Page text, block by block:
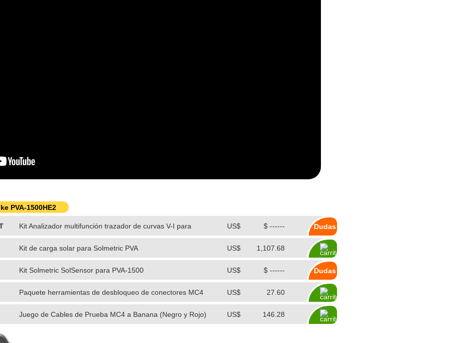
PVA-1500HE2
Kit Analizador multifunción trazador de curvas V-I para
US$ $ ------ Dudas
Kit de carga solar para Solmetric PVA US$ 1,107.68
Kit Solmetric SolSensor para PVA-1500 US$ $ ------ Dudas
Paquete herramientas de desbloqueo de conectores MC4
US$ 27.60
Juego de Cables de Prueba MC4 a Banana (Negro y Rojo) US$ 146.28